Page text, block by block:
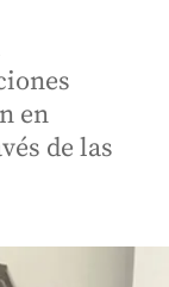
en
de las